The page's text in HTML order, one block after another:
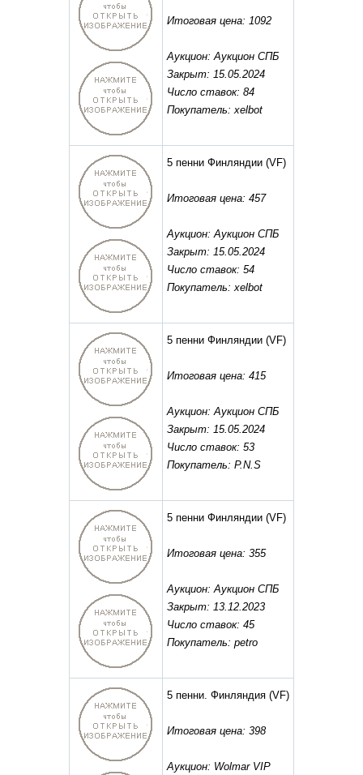
Итоговая цена: 1092
Аукцион: Аукцион СПБ
Закрыт: 15.05.2024
Число ставок: 84
Покупатель: xelbot
5 пенни Финляндии (VF)
Итоговая цена: 457
Аукцион: Аукцион СПБ
Закрыт: 15.05.2024
Число ставок: 54
Покупатель: xelbot
5 пенни Финляндии (VF)
Итоговая цена: 415
Аукцион: Аукцион СПБ
Закрыт: 15.05.2024
Число ставок: 53
Покупатель: P.N.S
5 пенни Финляндии (VF)
Итоговая цена: 355
Аукцион: Аукцион СПБ
Закрыт: 13.12.2023
Число ставок: 45
Покупатель: petro
5 пенни. Финляндия (VF)
Итоговая цена: 398
Аукцион: Wolmar VIP